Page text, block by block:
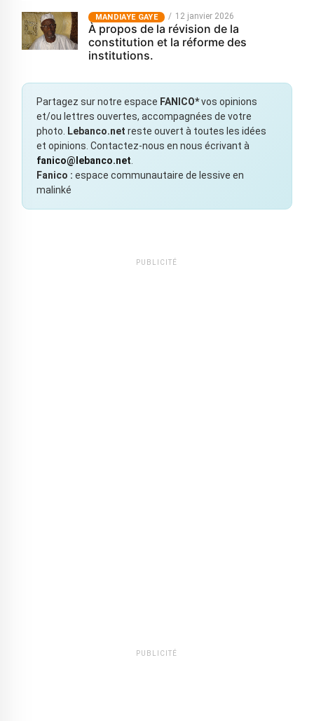
MANDIAYE GAYE 12 janvier 2026
À propos de la révision de la
constitution et la réforme des
institutions.
Partagez sur notre espace FANICO*vos opinions
et/ou lettres ouvertes, accompagnées de votre
photo.
Lebanco.net reste ouvert à toutes les idées
et opinions. Contactez-nous en nous écrivant à
fanico@lebanco.net
Fanico : espace communautaire de lessive en
malinké
PUBLICITÉ
PUBLICITÉ